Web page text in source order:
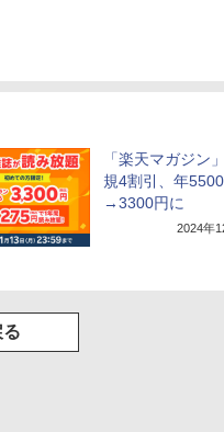
「楽天マガジン
規4割引、年
→3300円に
2024年
る